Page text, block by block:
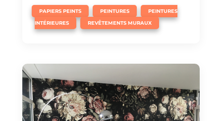
PAPIERS PEINTS
,
PEINTURES
,
PEINTURES
INTÉRIEURES
,
REVÊTEMENTS MURAUX